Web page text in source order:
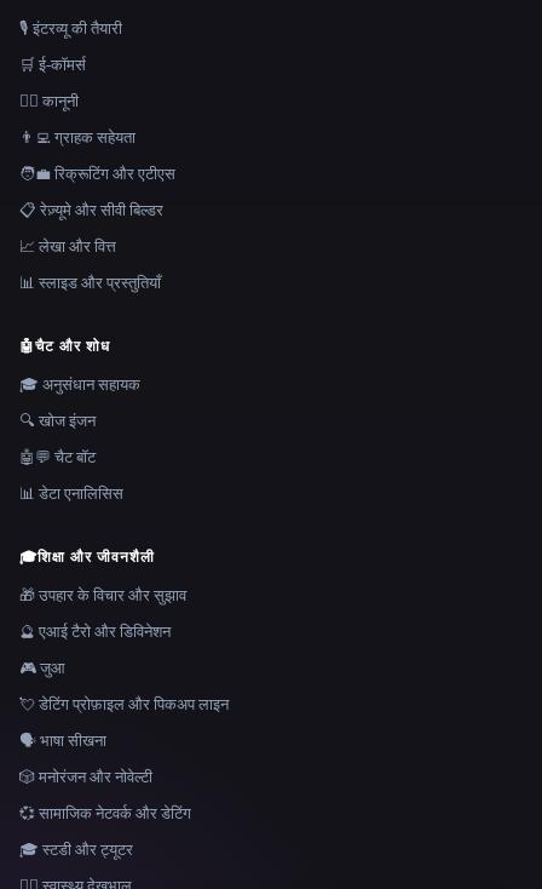
🎙️ इंटरव्यू की तैयारी
🛒 ई-कॉमर्स
👩‍⚖️ कानूनी
👨‍💻 ग्राहक सहेयता
🧑‍💼 रिक्रूटिंग और एटीएस
📋 रेज़्यूमे और सीवी बिल्डर
📈 लेखा और वित्त
📊 स्लाइड और प्रस्तुतियाँ
🤖चैट और शोध
🎓 अनुसंधान सहायक
🔍 खोज इंजन
🤖💬 चैट बॉट
📊 डेटा एनालिसिस
🎓शिक्षा और जीवनशैली
🎁 उपहार के विचार और सुझाव
🔮 एआई टैरो और डिविनेशन
🎮 जुआ
💘 डेटिंग प्रोफ़ाइल और पिकअप लाइन
🗣️ भाषा सीखना
🎲 मनोरंजन और नोवेल्टी
💞 सामाजिक नेटवर्क और डेटिंग
🎓 स्टडी और ट्यूटर